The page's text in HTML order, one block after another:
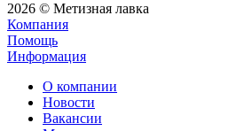
2026 © Метизная лавка
Компания
Помощь
Информация
О компании
Новости
Вакансии